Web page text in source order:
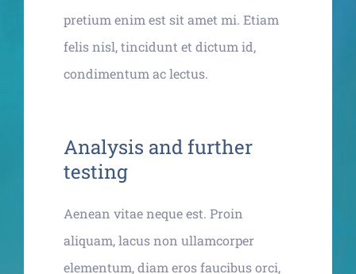
pretium enim est sit amet mi. Etiam
felis nisl, tincidunt et dictum id,
condimentum ac lectus.
Analysis and further
testing
Aenean vitae neque est. Proin
aliquam, lacus non ullamcorper
elementum, diam eros faucibus orci,